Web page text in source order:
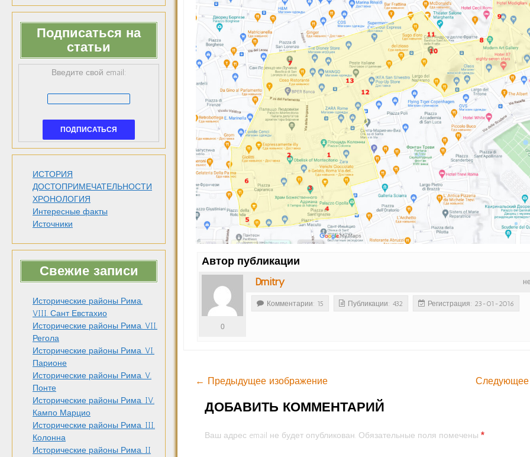
Подписаться на
статьи
Введите свой email:
ИСТОРИЯ
ДОСТОПРИМЕЧАТЕЛЬНОСТИ
ХРОНОЛОГИЯ
Интересные факты
Источники
Свежие записи
Исторические районы Рима.
VIII. Сант Евстахио
Исторические районы Рима. VII.
Регола
Исторические районы Рима. VI.
Парионе
Исторические районы Рима. V.
Понте
Исторические районы Рима. IV.
Кампо Марцио
Исторические районы Рима. III.
Колонна
Исторические районы Рима. II
Автор публикации
Dmitry
0
Комментарии: 15 Публикации: 432 Регистрация: 23-01-2016
← Предыдущее изображение Следующее
ДОБАВИТЬ КОММЕНТАРИЙ
Ваш адрес email не будет опубликован. Обязательные поля помечены*